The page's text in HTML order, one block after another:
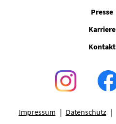
Presse
Karriere
Kontakt
Impressum Datenschutz